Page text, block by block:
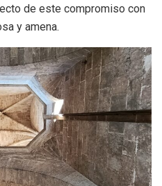
de este compromiso con
y amena.